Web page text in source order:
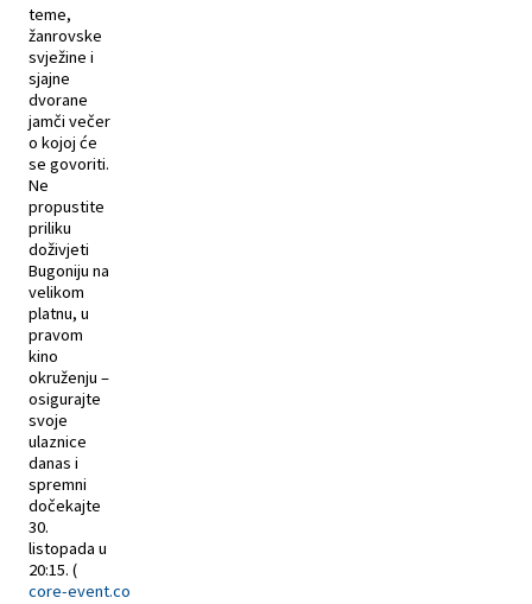
teme,
žanrovske
svježine i
sjajne
dvorane
jamči večer
o kojoj će
se govoriti.
Ne
propustite
priliku
doživjeti
Bugoniju na
velikom
platnu, u
pravom
kino
okruženju –
osigurajte
svoje
ulaznice
danas i
spremni
dočekajte
30.
listopada u
20:15. (
core-event.co